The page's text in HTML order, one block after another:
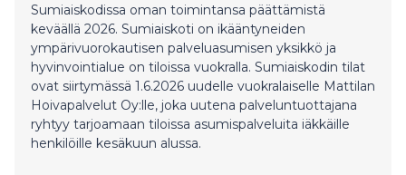
Sumiaiskodissa oman toimintansa päättämistä
keväällä 2026. Sumiaiskoti on ikääntyneiden
ympärivuorokautisen palveluasumisen yksikkö ja
hyvinvointialue on tiloissa vuokralla. Sumiaiskodin tilat
ovat siirtymässä 1.6.2026 uudelle vuokralaiselle Mattilan
Hoivapalvelut Oy:lle, joka uutena palveluntuottajana
ryhtyy tarjoamaan tiloissa asumispalveluita iäkkäille
henkilöille kesäkuun alussa.